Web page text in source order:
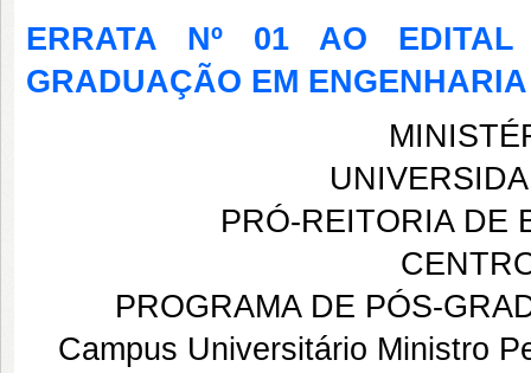
ERRATA Nº 01 AO EDITAL
GRADUAÇÃO EM
PRÓ-REITORIA DE
PROGRAMA DE PÓS-
Campus Universitário Ministro